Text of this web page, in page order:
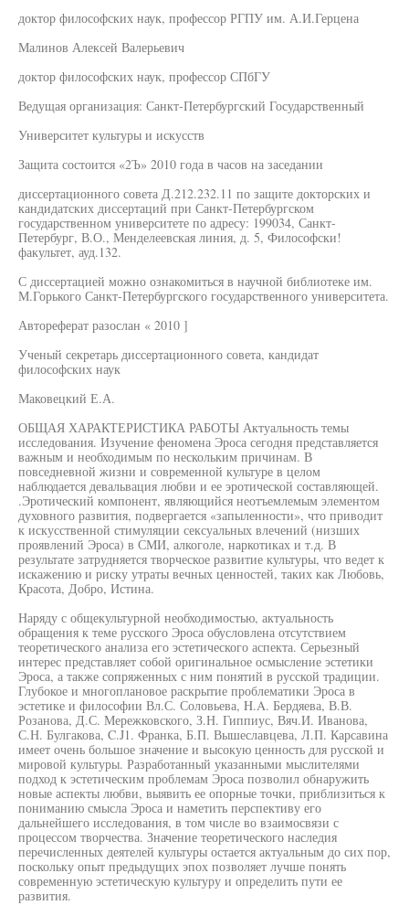
доктор философских наук, профессор РГПУ им. А.И.Герцена
Малинов Алексей Валерьевич
доктор философских наук, профессор СПбГУ
Ведущая организация: Санкт-Петербургский Государственный
Университет культуры и искусств
Защита состоится «2Ъ» 2010 года в часов на заседании
диссертационного совета Д.212.232.11 по защите докторских и
кандидатских диссертаций при Санкт-Петербургском
государственном университете по адресу: 199034, Санкт-
Петербург, В.О., Менделеевская линия, д. 5, Философски!
факультет, ауд.132.
С диссертацией можно ознакомиться в научной библиотеке им.
М.Горького Санкт-Петербургского государственного университета.
Автореферат разослан « 2010 ]
Ученый секретарь диссертационного совета, кандидат
философских наук
Маковецкий Е.А.
ОБЩАЯ ХАРАКТЕРИСТИКА РАБОТЫ Актуальность темы
исследования. Изучение феномена Эроса сегодня представляется
важным и необходимым по нескольким причинам. В
повседневной жизни и современной культуре в целом
наблюдается девальвация любви и ее эротической составляющей.
.Эротический компонент, являющийся неотъемлемым элементом
духовного развития, подвергается «запыленности», что приводит
к искусственной стимуляции сексуальных влечений (низших
проявлений Эроса) в СМИ, алкоголе, наркотиках и т.д. В
результате затрудняется творческое развитие культуры, что ведет к
искажению и риску утраты вечных ценностей, таких как Любовь,
Красота, Добро, Истина.
Наряду с общекультурной необходимостью, актуальность
обращения к теме русского Эроса обусловлена отсутствием
теоретического анализа его эстетического аспекта. Серьезный
интерес представляет собой оригинальное осмысление эстетики
Эроса, а также сопряженных с ним понятий в русской традиции.
Глубокое и многоплановое раскрытие проблематики Эроса в
эстетике и философии Вл.С. Соловьева, H.A. Бердяева, В.В.
Розанова, Д.С. Мережковского, З.Н. Гиппиус, Вяч.И. Иванова,
С.Н. Булгакова, C.J1. Франка, Б.П. Вышеславцева, Л.П. Карсавина
имеет очень большое значение и высокую ценность для русской и
мировой культуры. Разработанный указанными мыслителями
подход к эстетическим проблемам Эроса позволил обнаружить
новые аспекты любви, выявить ее опорные точки, приблизиться к
пониманию смысла Эроса и наметить перспективу его
дальнейшего исследования, в том числе во взаимосвязи с
процессом творчества. Значение теоретического наследия
перечисленных деятелей культуры остается актуальным до сих пор,
поскольку опыт предыдущих эпох позволяет лучше понять
современную эстетическую культуру и определить пути ее
развития.